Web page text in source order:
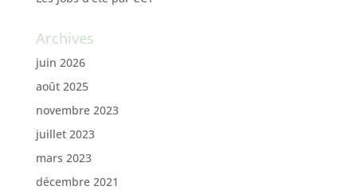
Archives
juin 2026
août 2025
novembre 2023
juillet 2023
mars 2023
décembre 2021